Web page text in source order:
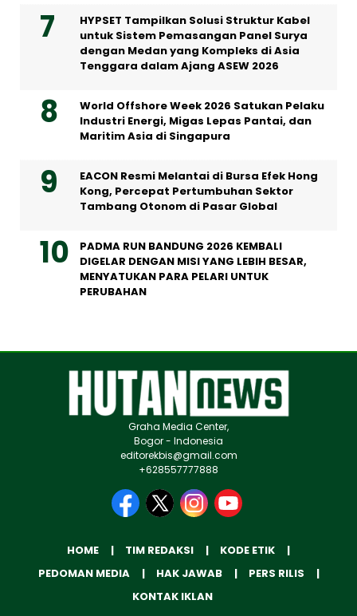
HYPSET Tampilkan Solusi Struktur Kabel
untuk Sistem Pemasangan Panel Surya
dengan Medan yang Kompleks di Asia
Tenggara dalam Ajang ASEW 2026
World Offshore Week 2026 Satukan Pelaku
Industri Energi, Migas Lepas Pantai, dan
Maritim Asia di Singapura
EACON Resmi Melantai di Bursa Efek Hong
Kong, Percepat Pertumbuhan Sektor
Tambang Otonom di Pasar Global
PADMA RUN BANDUNG 2026 KEMBALI
DIGELAR DENGAN MISI YANG LEBIH BESAR,
MENYATUKAN PARA PELARI UNTUK
PERUBAHAN
Graha Media Center,
Bogor - Indonesia
editorekbis@gmail.com
+628557777888
HOME TIM REDAKSI
KODE ETIK
PEDOMAN MEDIA
HAK JAWAB
PERS RILIS
KONTAK IKLAN